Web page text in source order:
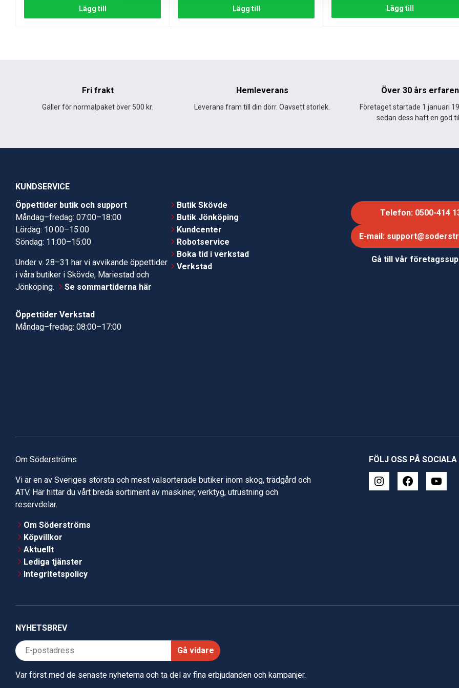
Lägg till Lägg till Lägg till
Fri frakt
Gäller för normalpaket över 500 kr.
Hemleverans
Leverans fram till din dörr. Oavsett storlek.
Över 30 års
Företaget startade 1 januari
sedan dess haft en god
KUNDSERVICE
Öppettider butik och support
Måndag–fredag: 07:00–18:00
Lördag: 10:00–15:00
Söndag: 11:00–15:00
Under v. 28–31 har vi avvikande öppettider
i våra butiker i Skövde, Mariestad och
Jönköping.
Se sommartiderna här
Öppettider Verkstad
Måndag–fredag: 08:00–17:00
Butik Skövde
Butik Jönköping
Kundcenter
Robotservice
Boka tid i verkstad
Verkstad
Telefon: 0500-414
E-mail:
Gå till vår
Om Söderströms
Vi är en av Sveriges största och mest välsorterade butiker inom skog, trädgård och
ATV. Här hittar du vårt breda sortiment av maskiner, verktyg, utrustning och
reservdelar.
Om Söderströms
Köpvillkor
Aktuellt
Lediga tjänster
Integritetspolicy
FÖLJ OSS PÅ SOCIALA
NYHETSBREV
Gå vidare
Var först med de senaste nyheterna och ta del av fina erbjudanden och kampanjer.